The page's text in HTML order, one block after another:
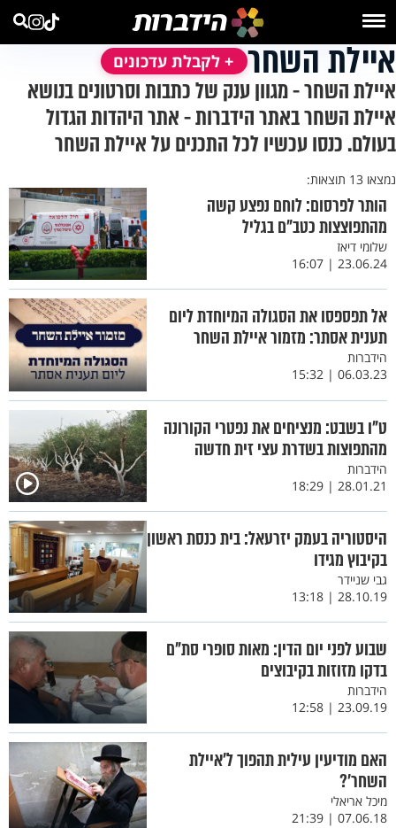
איילת השחר + לקבלת עדכונים
איילת השחר - מגוון ענק של כתבות וסרטונים בנושא
איילת השחר באתר הידברות - אתר היהדות הגדול
בעולם. כנסו עכשיו לכל התכנים על איילת השחר
נמצאו 13 תוצאות:
הותר לפרסום: לוחם נפצע קשה
מהתפוצצות כטב"ם בגליל
שלומי דיאז
23.06.24 | 16:07
אל תפספסו את הסגולה המיוחדת ליום
תענית אסתר: מזמור איילת השחר
הידברות
06.03.23 | 15:32
ט"ו בשבט: מנציחים את נפטרי הקורונה
מהתפוצות בשדרת עצי זית חדשה
הידברות
28.01.21 | 18:29
היסטוריה בעמק יזרעאל: בית כנסת ראשון
בקיבוץ מגידו
גבי שניידר
28.10.19 | 13:18
שבוע לפני יום הדין: מאות סופרי סת"ם
בדקו מזוזות בקיבוצים
הידברות
23.09.19 | 12:58
האם מודיעין עילית תהפוך ל'איילת
השחר'?
מיכל אריאלי
07.06.18 | 21:39